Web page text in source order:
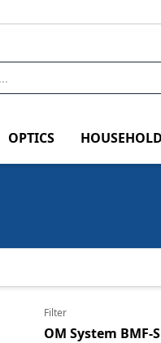
OPTICS HOUSEHOLD
Filter
OM System